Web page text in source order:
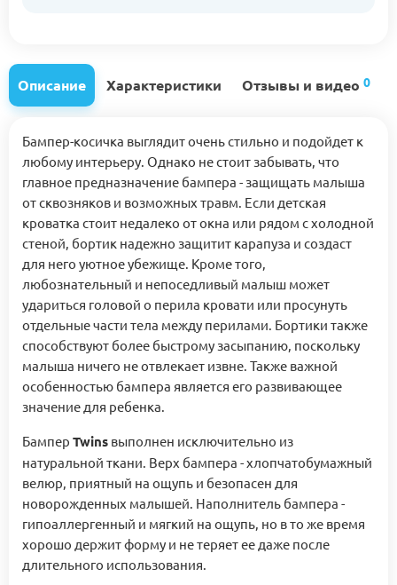
Описание Характеристики Отзывы и видео 0
Бампер-косичка выглядит очень стильно и подойдет к
любому интерьеру. Однако не стоит забывать, что
главное предназначение бампера - защищать малыша
от сквозняков и возможных травм. Если детская
кроватка стоит недалеко от окна или рядом с холодной
стеной, бортик надежно защитит карапуза и создаст
для него уютное убежище. Кроме того,
любознательный и непоседливый малыш может
удариться головой о перила кровати или просунуть
отдельные части тела между перилами. Бортики также
способствуют более быстрому засыпанию, поскольку
малыша ничего не отвлекает извне. Также важной
особенностью бампера является его развивающее
значение для ребенка.
Бампер Twins выполнен исключительно из
натуральной ткани. Верх бампера - хлопчатобумажный
велюр, приятный на ощупь и безопасен для
новорожденных малышей. Наполнитель бампера -
гипоаллергенный и мягкий на ощупь, но в то же время
хорошо держит форму и не теряет ее даже после
длительного использования.